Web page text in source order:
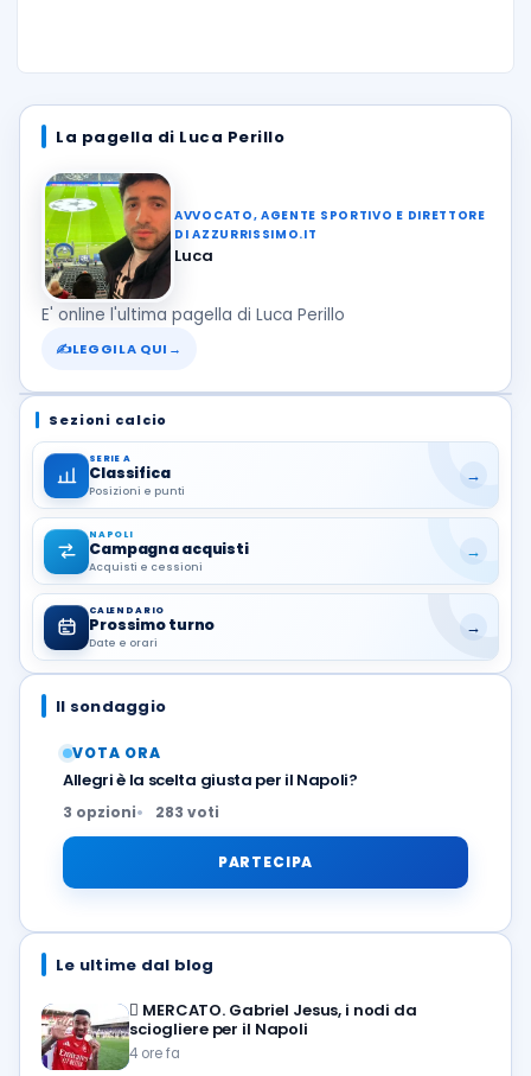
La pagella di Luca Perillo
AVVOCATO, AGENTE SPORTIVO E DIRETTORE
DI AZZURRISSIMO.IT
Luca
E' online l'ultima pagella di Luca Perillo
✍LEGGILA QUI →
Sezioni calcio
SERIE A
Classifica
Posizioni e punti
→
NAPOLI
Campagna acquisti
Acquisti e cessioni
→
CALENDARIO
Prossimo turno
Date e orari
→
Il sondaggio
VOTA ORA
Allegri è la scelta giusta per il Napoli?
3 opzioni 283 voti
PARTECIPA
Le ultime dal blog
🪎 MERCATO. Gabriel Jesus, i nodi da
sciogliere per il Napoli
4 ore fa